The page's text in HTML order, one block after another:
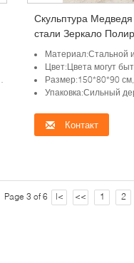
Скульптура
стали Зеркало
тела Животные
Домашнее
Материал:Стальной
Цвет:Цвета могут
Размер:150*80*90
Упаковка:Сильный
Контакт
Page 3 of 6 |< << 1 2